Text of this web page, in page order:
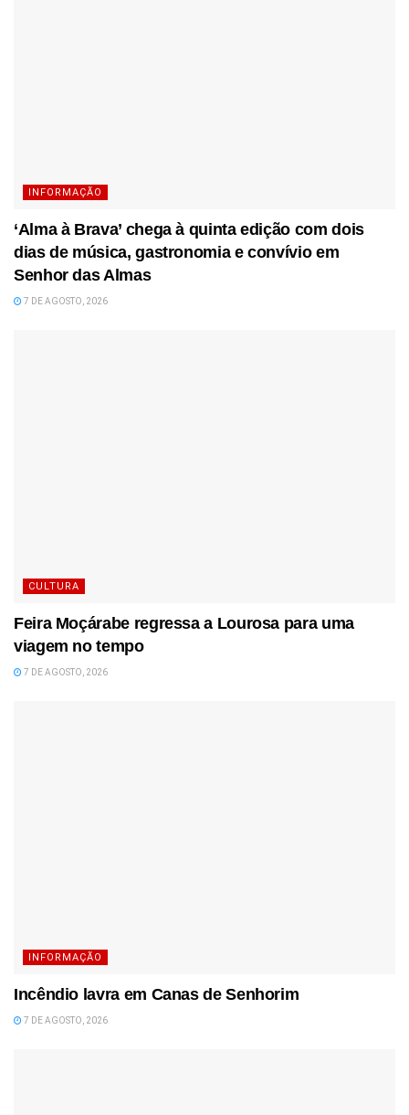
INFORMAÇÃO
‘Alma à Brava’ chega à quinta edição com dois
dias de música, gastronomia e convívio em
Senhor das Almas
7 DE AGOSTO, 2026
CULTURA
Feira Moçárabe regressa a Lourosa para uma
viagem no tempo
7 DE AGOSTO, 2026
INFORMAÇÃO
Incêndio lavra em Canas de Senhorim
7 DE AGOSTO, 2026